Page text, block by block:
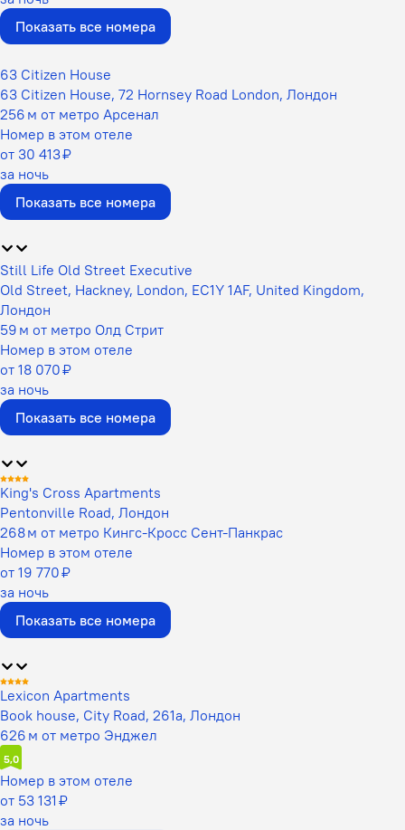
Показать все номера
63 Citizen House
63 Citizen House, 72 Hornsey Road London, Лондон
256 м от метро Арсенал
Номер в этом отеле
от 30 413 ₽
за ночь
Показать все номера
Still Life Old Street Executive
Old Street, Hackney, London, EC1Y 1AF, United Kingdom,
Лондон
59 м от метро Олд Стрит
Номер в этом отеле
от 18 070 ₽
за ночь
Показать все номера
King's Cross Apartments
Pentonville Road, Лондон
268 м от метро Кингс-Кросс Сент-Панкрас
Номер в этом отеле
от 19 770 ₽
за ночь
Показать все номера
Lexicon Apartments
Book house, City Road, 261a, Лондон
626 м от метро Энджел
5,0
Номер в этом отеле
от 53 131 ₽
за ночь